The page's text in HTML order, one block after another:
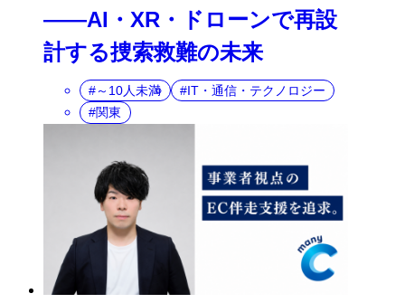
――AI・XR・ドローンで再設
計する捜索救難の未来
～10人未満
IT・通信・テクノロジー
関東